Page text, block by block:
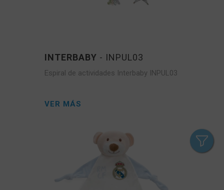
INTERBABY - INPUL03
Espiral de actividades Interbaby INPUL03
VER MÁS